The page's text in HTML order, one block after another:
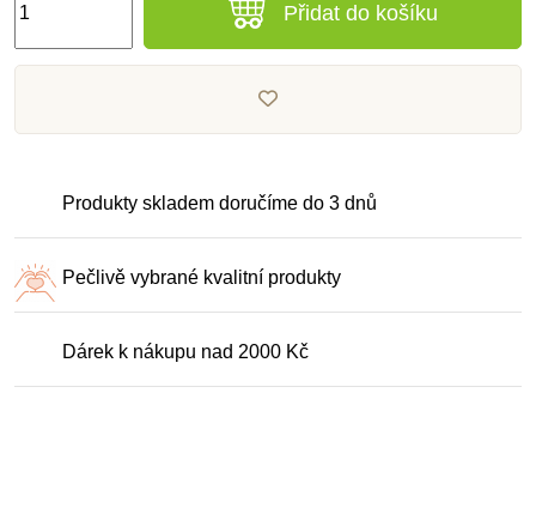
Přidat do košíku
Produkty skladem doručíme do 3 dnů
Pečlivě vybrané kvalitní produkty
Dárek k nákupu nad 2000 Kč